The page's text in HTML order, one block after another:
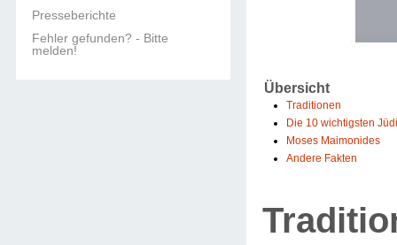
Presseberichte
Fehler gefunden? - Bitte
melden!
Übersicht
Traditionen
Die 10 wichtigsten
Moses Maimonides
Andere Fakten